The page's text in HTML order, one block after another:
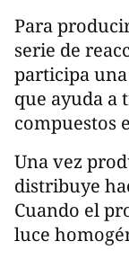
Para
serie de
participa una
que ayuda a
compuestos
Una vez
distribuye
Cuando el
luce